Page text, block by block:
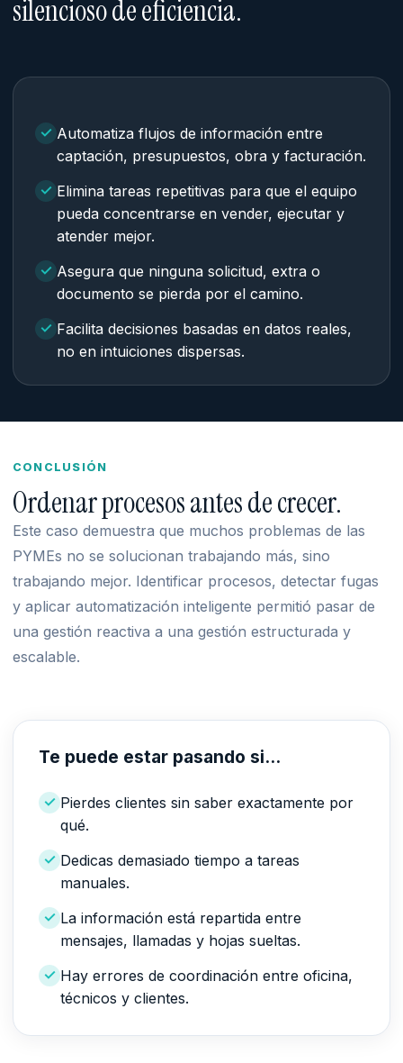
silencioso de eficiencia.
Automatiza flujos de información entre
captación, presupuestos, obra y facturación.
Elimina tareas repetitivas para que el equipo
pueda concentrarse en vender, ejecutar y
atender mejor.
Asegura que ninguna solicitud, extra o
documento se pierda por el camino.
Facilita decisiones basadas en datos reales,
no en intuiciones dispersas.
CONCLUSIÓN
Ordenar procesos antes de crecer.
Este caso demuestra que muchos problemas de las
PYMEs no se solucionan trabajando más, sino
trabajando mejor. Identificar procesos, detectar fugas
y aplicar automatización inteligente permitió pasar de
una gestión reactiva a una gestión estructurada y
escalable.
Te puede estar pasando si...
Pierdes clientes sin saber exactamente por
qué.
Dedicas demasiado tiempo a tareas
manuales.
La información está repartida entre
mensajes, llamadas y hojas sueltas.
Hay errores de coordinación entre oficina,
técnicos y clientes.